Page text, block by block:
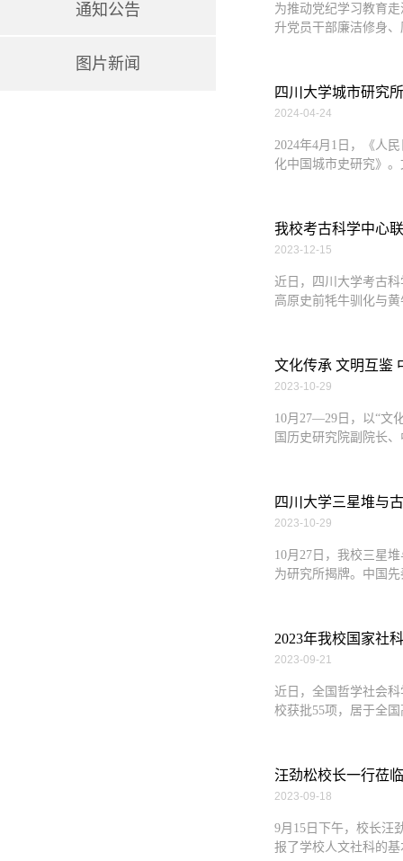
通知公告
图片新闻
为推动党纪学习教育
升党员干部廉洁修身
四川大学城市研究
2024-04-24
2024年4月1日，《人
化中国城市史研究》
我校考古科学中心
2023-12-15
近日，四川大学考古
高原史前牦牛驯化与黄
文化传承 文明互鉴
2023-10-29
10月27—29日，以“文
国历史研究院副院长
四川大学三星堆与
2023-10-29
10月27日，我校三星
为研究所揭牌。中国
2023年我校国家社
2023-09-21
近日，全国哲学社会
校获批55项，居于全
汪劲松校长一行莅
2023-09-18
9月15日下午，校长汪
报了学校人文社科的